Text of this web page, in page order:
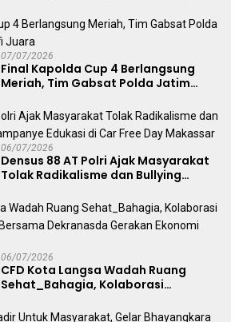
Penggunaan Senjata Api
07/07/2026
Final Kapolda Cup 4 Berlangsung
Meriah, Tim Gabsat Polda Jatim
06/07/2026
Densus 88 AT Polri Ajak Masyarakat
Tolak Radikalisme dan Bullying
Free Day Makassar
06/07/2026
CFD Kota Langsa Wadah Ruang
Sehat_Bahagia, Kolaborasi
Dekranasda Gerakan Ekonomi Lokal